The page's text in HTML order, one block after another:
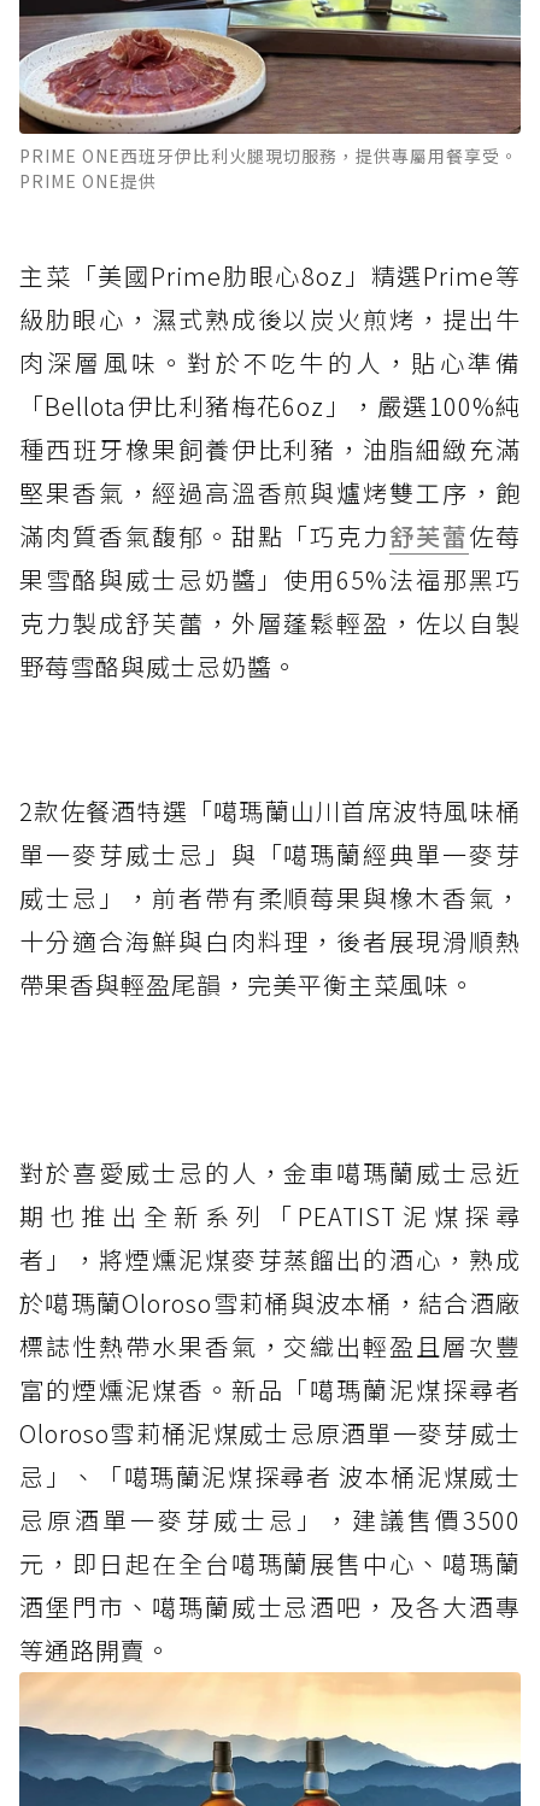
PRIME ONE西班牙伊比利火腿現切服務，提供專屬用餐享受。
PRIME ONE提供
主菜「美國Prime肋眼心8oz」精選Prime等
級肋眼心，濕式熟成後以炭火煎烤，提出牛
肉深層風味。對於不吃牛的人，貼心準備
「Bellota伊比利豬梅花6oz」，嚴選100%純
種西班牙橡果飼養伊比利豬，油脂細緻充滿
堅果香氣，經過高溫香煎與爐烤雙工序，飽
滿肉質香氣馥郁。甜點「巧克力舒芙蕾佐莓
果雪酪與威士忌奶醬」使用65%法福那黑巧
克力製成舒芙蕾，外層蓬鬆輕盈，佐以自製
野莓雪酪與威士忌奶醬。
2款佐餐酒特選「噶瑪蘭山川首席波特風味桶
單一麥芽威士忌」與「噶瑪蘭經典單一麥芽
威士忌」，前者帶有柔順莓果與橡木香氣，
十分適合海鮮與白肉料理，後者展現滑順熱
帶果香與輕盈尾韻，完美平衡主菜風味。
對於喜愛威士忌的人，金車噶瑪蘭威士忌近
期也推出全新系列「PEATIST泥煤探尋
者」，將煙燻泥煤麥芽蒸餾出的酒心，熟成
於噶瑪蘭Oloroso雪莉桶與波本桶，結合酒廠
標誌性熱帶水果香氣，交織出輕盈且層次豐
富的煙燻泥煤香。新品「噶瑪蘭泥煤探尋者
Oloroso雪莉桶泥煤威士忌原酒單一麥芽威士
忌」、「噶瑪蘭泥煤探尋者 波本桶泥煤威士
忌原酒單一麥芽威士忌」，建議售價3500
元，即日起在全台噶瑪蘭展售中心、噶瑪蘭
酒堡門市、噶瑪蘭威士忌酒吧，及各大酒專
等通路開賣。